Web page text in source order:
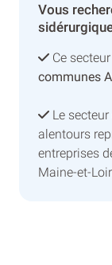
Vous
Ce
communes
Le
alentours
entreprises
Maine-et-